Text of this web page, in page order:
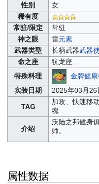
性别
女
稀有度
常驻/限定
常驻
神之眼
雷元素
武器类型
长柄武器武器
命之座
牨龙座
特殊料理
金牌健康
实装日期
2025年03月26
TAG
加攻、快速移
魂
介绍
沃陆之邦健身
师。
属性数据